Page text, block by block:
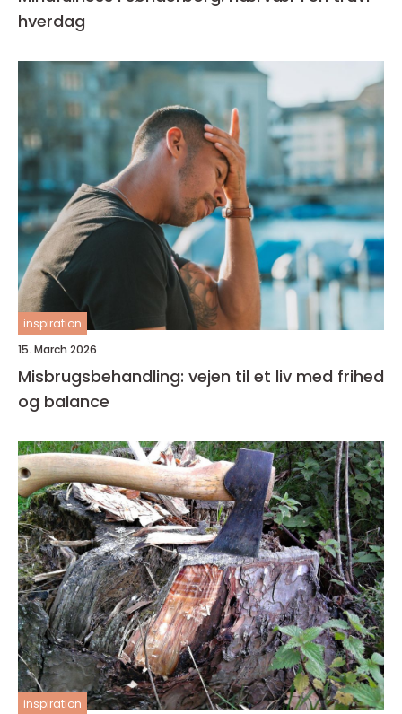
hverdag
inspiration
15. March 2026
Misbrugsbehandling: vejen til et liv med frihed
og balance
inspiration